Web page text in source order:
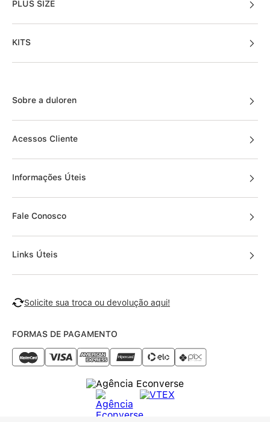
PLUS SIZE
KITS
Sobre a duloren
Acessos Cliente
Informações Úteis
Fale Conosco
Links Úteis
Solicite sua troca ou devolução aqui!
FORMAS DE PAGAMENTO